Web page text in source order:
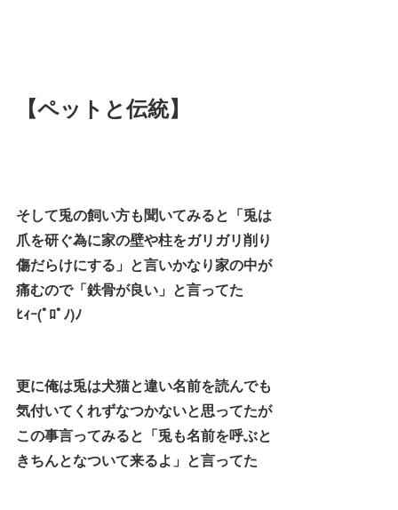
【ペットと伝統】
そして兎の飼い方も聞いてみると「兎は
爪を研ぐ為に家の壁や柱をガリガリ削り
傷だらけにする」と言いかなり家の中が
痛むので「鉄骨が良い」と言ってた
ﾋｨｰ(ﾟﾛﾟﾉ)ﾉ
更に俺は兎は犬猫と違い名前を読んでも
気付いてくれずなつかないと思ってたが
この事言ってみると「兎も名前を呼ぶと
きちんとなついて来るよ」と言ってた